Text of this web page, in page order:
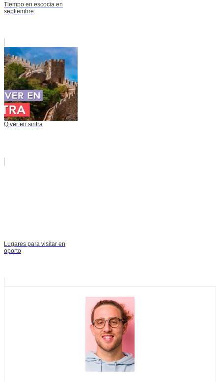
Tiempo en escocia en
septiembre
Q ver en sintra
Lugares para visitar en
oporto